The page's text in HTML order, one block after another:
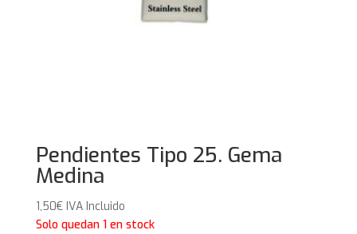
Pendientes Tipo 25. Gema
Medina
1,50€ IVA Incluido
Solo quedan 1 en stock